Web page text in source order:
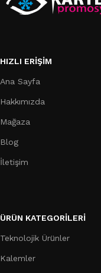
HIZLI ERIŞIM
Ana Sayfa
Hakkımızda
Mağaza
Blog
İletişim
ÜRÜN KATEGORILERI
Teknolojik Ürünler
Kalemler